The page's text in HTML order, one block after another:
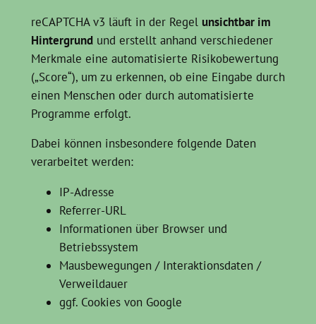
reCAPTCHA v3 läuft in der Regel unsichtbar im
Hintergrundund erstellt anhand verschiedener
Merkmale eine automatisierte Risikobewertung
(„Score“), um zu erkennen, ob eine Eingabe durch
einen Menschen oder durch automatisierte
Programme erfolgt.
Dabei können insbesondere folgende Daten
verarbeitet werden:
IP-Adresse
Referrer-URL
Informationen über Browser und
Betriebssystem
Mausbewegungen / Interaktionsdaten /
Verweildauer
ggf. Cookies von Google